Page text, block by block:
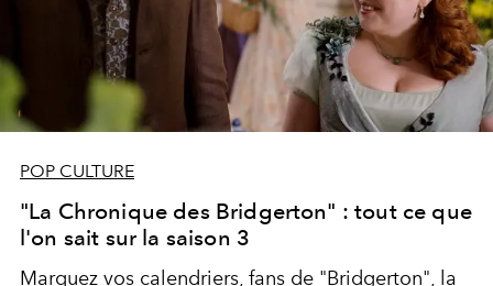
POP CULTURE
"La Chronique des Bridgerton" : tout ce que
l'on sait sur la saison 3
Marquez vos calendriers, fans de "Bridgerton", la